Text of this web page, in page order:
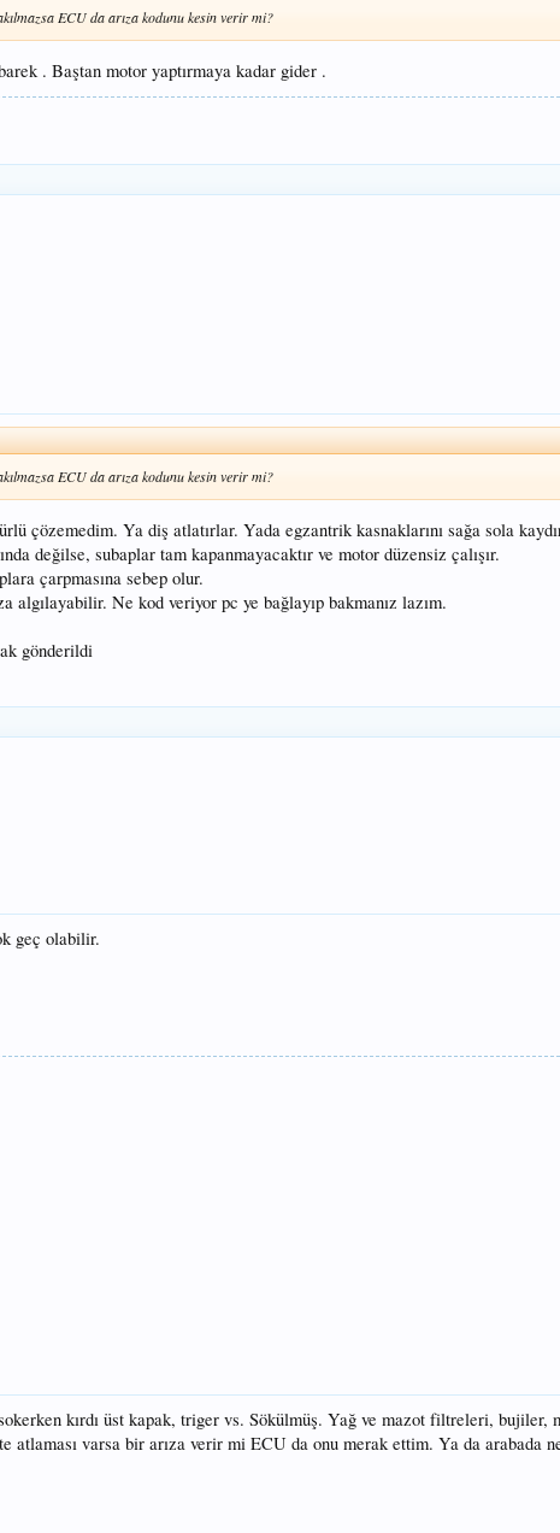
ECU da arıza kodunu kesin verir mi?
. Baştan motor yaptırmaya kadar gider .
ECU da arıza kodunu kesin verir mi?
çözemedim. Ya diş atlatırlar. Yada egzantrik kasnaklarını sağa sola
değilse, subaplar tam kapanmayacaktır ve motor düzensiz çalışır.
çarpmasına sebep olur.
algılayabilir. Ne kod veriyor pc ye bağlayıp bakmanız lazım.
gönderildi
geç olabilir.
kırdı üst kapak, triger vs. Sökülmüş. Yağ ve mazot filtreleri, bujiler,
atlaması varsa bir arıza verir mi ECU da onu merak ettim. Ya da